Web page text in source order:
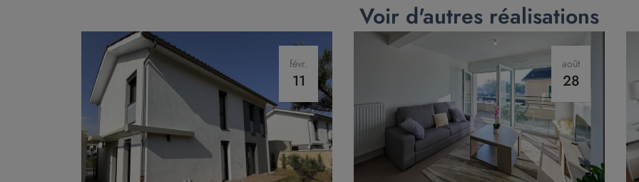
Voir d'autres réalisations
févr.
11
août
28